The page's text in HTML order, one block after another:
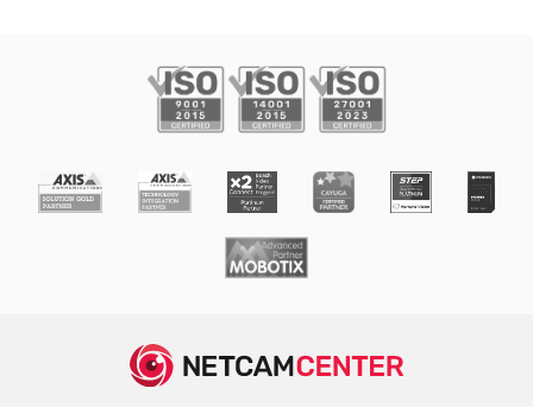
1/22500 - 2 s
Sensor-Typ CMOS
25,4 / 1,7 mm (1 / 1.7 Zoll)
Anzahl der effektiven
4000 x 3000 Pixel